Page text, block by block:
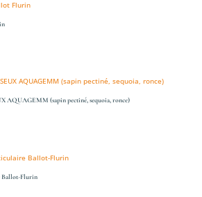
AQUAGEMM (sapin pectiné, sequoia, ronce)
Ballot-Flurin